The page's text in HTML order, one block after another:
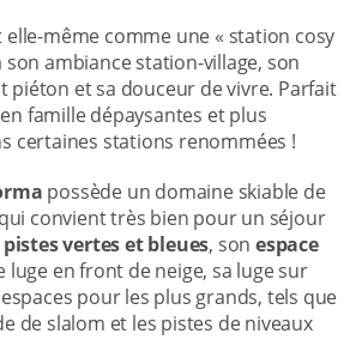
elle-même comme une « station cosy
son ambiance station-village, son
piéton et sa douceur de vivre. Parfait
famille dépaysantes et plus
certaines stations renommées !
possède un domaine skiable de
convient très bien pour un séjour
pistes vertes et bleues, sonespace
luge en front de neige, sa luge sur
pour les plus grands, tels que
de slalom et les pistes de niveaux